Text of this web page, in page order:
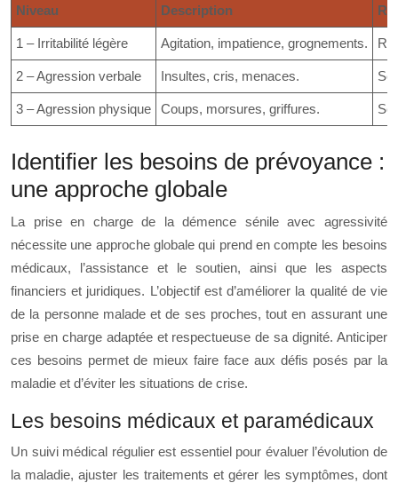
Niveau Description
1 – Irritabilité légère Agitation, impatience, grognements.
2 – Agression verbale Insultes, cris, menaces. Se
3 – Agression physique Coups, morsures, griffures. Se
Identifier les besoins de prévoyance :
une approche globale
La prise en charge de la démence sénile avec agressivité
nécessite une approche globale qui prend en compte les besoins
médicaux, l’assistance et le soutien, ainsi que les aspects
financiers et juridiques. L’objectif est d’améliorer la qualité de vie
de la personne malade et de ses proches, tout en assurant une
prise en charge adaptée et respectueuse de sa dignité. Anticiper
ces besoins permet de mieux faire face aux défis posés par la
maladie et d’éviter les situations de crise.
Les besoins médicaux et paramédicaux
Un suivi médical régulier est essentiel pour évaluer l’évolution de
la maladie, ajuster les traitements et gérer les symptômes, dont